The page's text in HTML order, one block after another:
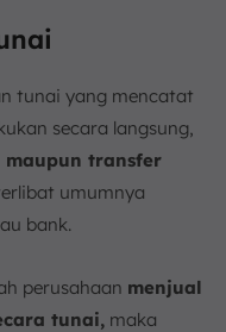
tunai yang mencatat
secara langsung,
transfer
umumnya
bank.
perusahaan menjual
tunai, maka